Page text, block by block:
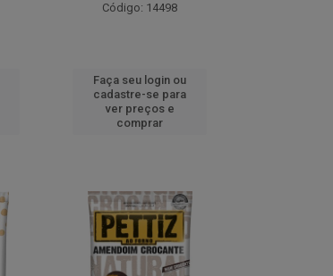
Código: 14498
Faça seu login ou
cadastre-se para
ver preços e
comprar